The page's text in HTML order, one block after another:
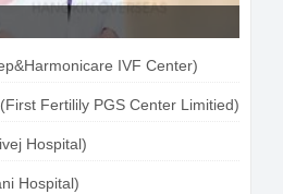
IVF Center)
Fertilily PGS Center Limitied)
Hospital)
Hospital)